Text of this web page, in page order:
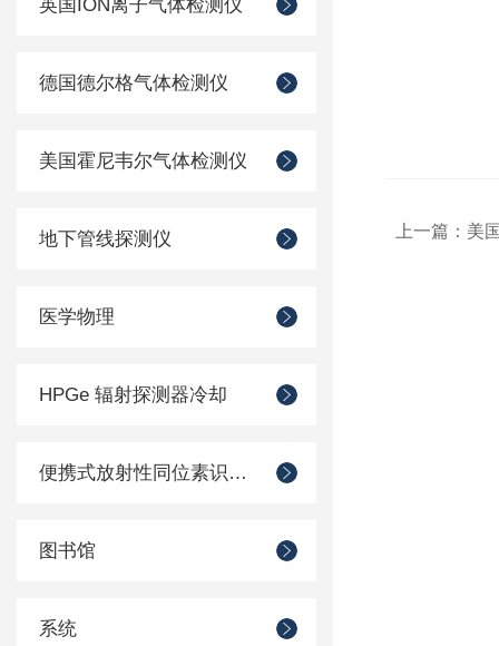
英国ION离子气体检测仪
德国德尔格气体检测仪
美国霍尼韦尔气体检测仪
地下管线探测仪
医学物理
HPGe 辐射探测器冷却
便携式放射性同位素识别装置 （RIID）
图书馆
系统
上一篇： 美